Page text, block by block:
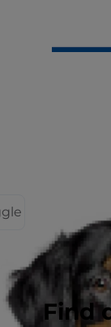
Find